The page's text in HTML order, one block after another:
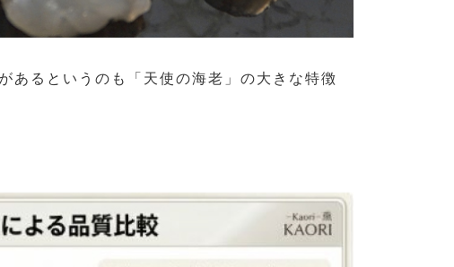
あるというのも「天使の海老」の大きな特徴